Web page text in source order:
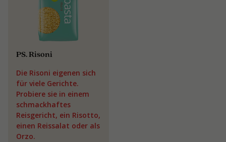
PS. Risoni
Die Risoni eigenen sich
für viele Gerichte.
Probiere sie in einem
schmackhaftes
Reisgericht, ein Risotto,
einen Reissalat oder als
Orzo.